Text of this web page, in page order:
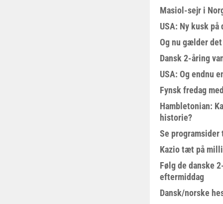
Masiol-sejr i
USA: Ny kusk på
Og nu gælder
Dansk 2-åring
USA: Og endnu
Fynsk fredag
Hambletonian:
historie?
Se
Kazio tæt på
Følg de danske
eftermiddag
Dansk/norske